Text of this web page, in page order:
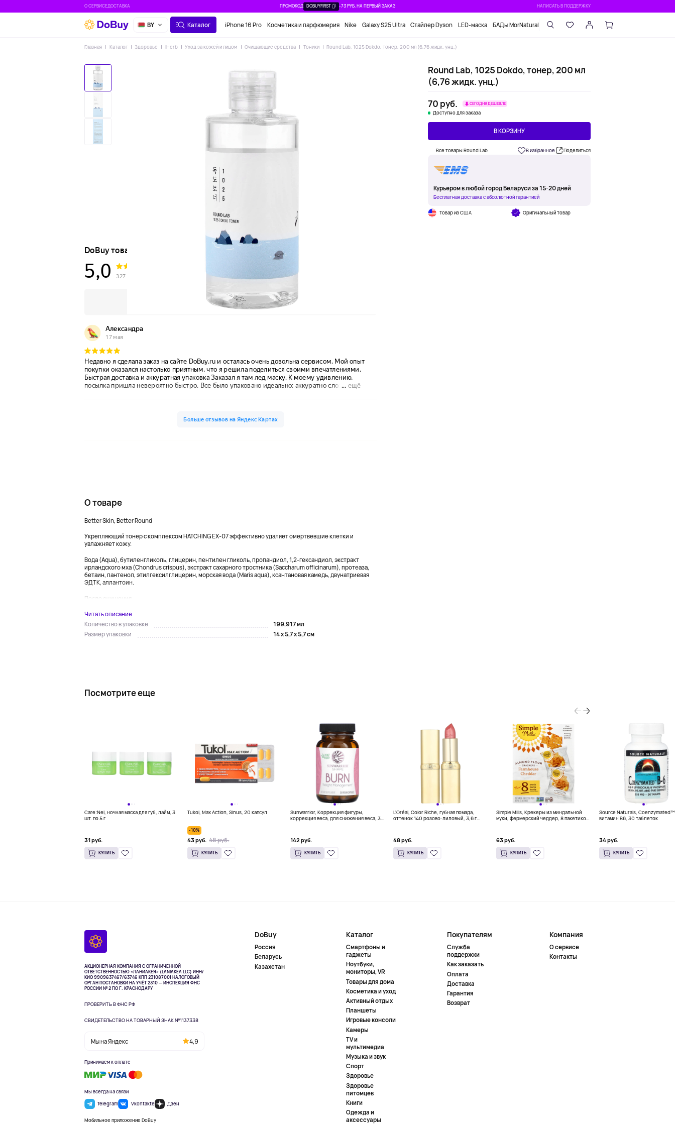
О СЕРВИСЕДОСТАВКА ПРОМОКОД DOBUYFIRST -73 РУБ. НА ПЕРВЫЙ ЗАКАЗ НАПИСАТЬ В ПОДДЕРЖКУ
BY Каталог iPhone 16 Pro Косметика и парфюмерия Nike Galaxy S25 Ultra Стайлер Dyson LED-маска БАДы MorNatural
Главная Каталог Здоровье IHerb Уход за кожей и лицом Очищающие средства Тоники Round Lab, 1025 Dokdo, тонер, 200 мл (6,76 жидк. унц.)
Round Lab, 1025 Dokdo, тонер, 200 мл
(6,76 жидк. унц.)
70 руб.
СЕГОДНЯ ДЕШЕВЛЕ
Доступно для заказа
В КОРЗИНУ
Все товары Round Lab В избранное Поделиться
Курьером в любой город Беларуси за 15-20 дней
Бесплатная доставка с абсолютной гарантией
Товар из США Оригинальный товар
О товаре
Better Skin, Better Round
Укрепляющий тонер с комплексом HATCHING EX-07 эффективно удаляет омертвевшие клетки и
увлажняет кожу.
Вода (Aqua), бутиленгликоль, глицерин, пентилен гликоль, пропандиол, 1,2-гександиол, экстракт
ирландского мха (Chondrus crispus), экстракт сахарного тростника (Saccharum officinarum), протеаза,
бетаин, пантенол, этилгексилглицерин, морская вода (Maris aqua), ксантановая камедь, двунатриевая
ЭДТК, аллантоин.
После очищения...
Читать описание
Количество в упаковке
199,917 мл
Размер упаковки
14 x 5,7 x 5,7 см
Посмотрите еще
Care:Nel, ночная маска для губ, лайм, 3
шт. по 5 г
31 руб.
КУПИТЬ
Tukol, Max Action, Sinus, 20 капсул
-10%
43 руб. 48 руб.
КУПИТЬ
Sunwarrior, Коррекция фигуры,
коррекция веса, для снижения веса, 30
142 руб.
КУПИТЬ
L'Oréal, Color Riche, губная помада,
оттенок 140 розово-лиловый, 3,6 г
48 руб.
КУПИТЬ
Simple Mills, Крекеры из миндальной
муки, фермерский чеддер, 8 пакетиков
63 руб.
КУПИТЬ
Source Naturals,
витамин B6, 30 таблеток
34 руб.
КУПИТЬ
АКЦИОНЕРНАЯ КОМПАНИЯ С ОГРАНИЧЕННОЙ
ОТВЕТСТВЕННОСТЬЮ «ЛАНИАКЕЯ» (LANIAKEA LLC) ИНН/
КИО 9909637467/63746 КПП 231087001НАЛОГОВЫЙ
ОРГАН ПОСТАНОВКИ НА УЧЁТ 2310 — ИНСПЕКЦИЯ ФНС
РОССИИ № 2 ПО Г. КРАСНОДАРУ
ПРОВЕРИТЬ В ФНС РФ
СВИДЕТЕЛЬСТВО НА ТОВАРНЫЙ ЗНАК №1137338
Мы на Яндекс 4,9
Принимаем к оплате
Мы всегда на связи
Telegram
Vkontakte Дзен
Мобильное приложение DoBuy
DoBuy
Россия
Беларусь
Казахстан
Каталог
Смартфоны и
гаджеты
Ноутбуки,
мониторы, VR
Товары для дома
Косметика и уход
Активный отдых
Планшеты
Игровые консоли
Камеры
TV и
мультимедиа
Музыка и звук
Спорт
Здоровье
Здоровье
питомцев
Книги
Одежда и
аксессуары
Покупателям
Служба
поддержки
Как заказать
Оплата
Доставка
Гарантия
Возврат
Компания
О сервисе
Контакты